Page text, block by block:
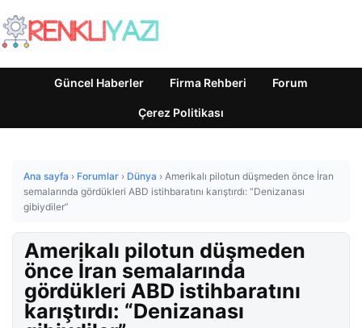
Güncel Haberler Firma Rehberi Forum
Çerez Politikası
Ana sayfa › Forumlar › Dünya › Amerikalı pilotun düşmeden önce İran
semalarında gördükleri ABD istihbaratını karıştırdı: “Denizanası
gibiydiler”
Amerikalı pilotun düşmeden
önce İran semalarında
gördükleri ABD istihbaratını
karıştırdı: “Denizanası